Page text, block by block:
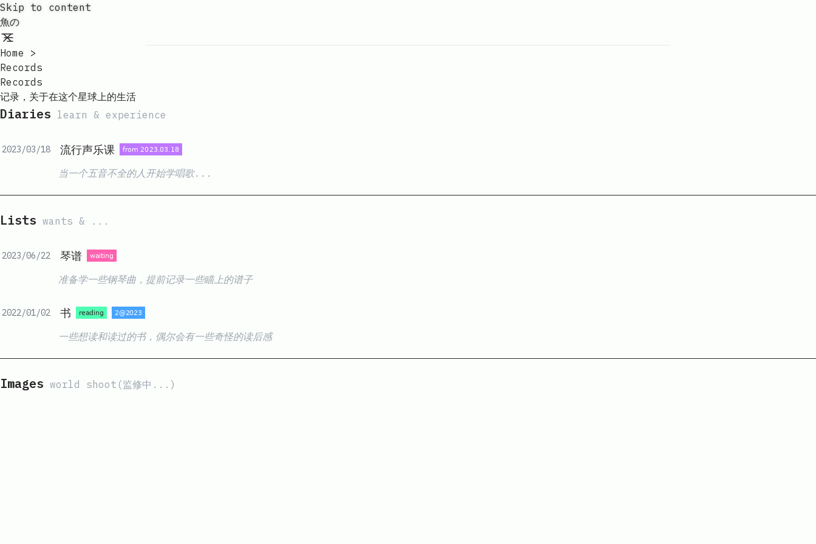
Skip to content
魚の
Home
>
Records
Records
记录，关于在这个星球上的生活
Diaries learn & experience
2023/03/18 流行声乐课
当一个五音不全的人开始学唱歌...
Lists wants & ...
2023/06/22 琴谱
准备学一些钢琴曲，提前记录一些瞄上的谱子
2022/01/02 书
一些想读和读过的书，偶尔会有一些奇怪的读后感
Images world shoot(监修中...)